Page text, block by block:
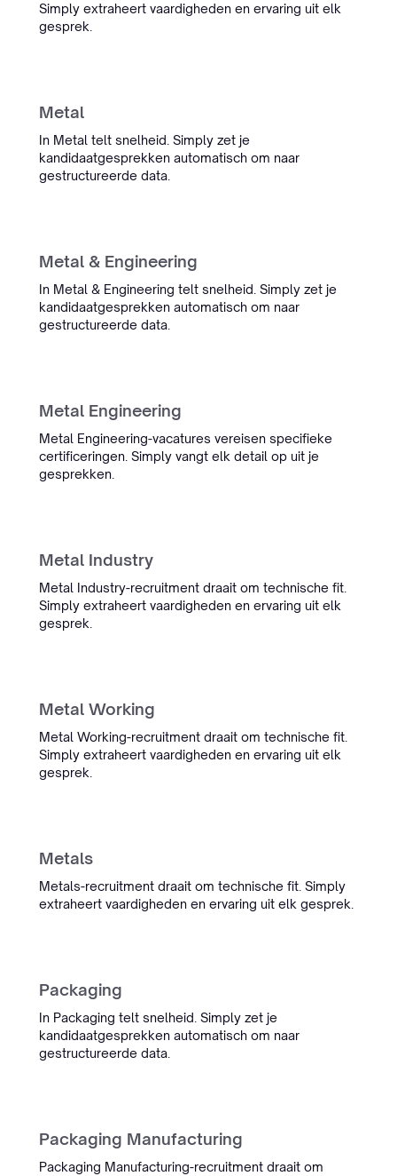
lukken. Simply bewees het
InterExcellent
veel minder tijd kwijt aan
administratie, en het team denkt
altijd snel mee als er iets speelt.”
Simply extraheert vaardigheden en ervaring uit elk
gesprek.
Metal
In Metal telt snelheid. Simply zet je
kandidaatgesprekken automatisch om naar
gestructureerde data.
Metal & Engineering
In Metal & Engineering telt snelheid. Simply zet je
kandidaatgesprekken automatisch om naar
gestructureerde data.
Metal Engineering
Metal Engineering-vacatures vereisen specifieke
certificeringen. Simply vangt elk detail op uit je
gesprekken.
Metal Industry
Metal Industry-recruitment draait om technische fit.
Simply extraheert vaardigheden en ervaring uit elk
gesprek.
Metal Working
Metal Working-recruitment draait om technische fit.
Simply extraheert vaardigheden en ervaring uit elk
gesprek.
Metals
Metals-recruitment draait om technische fit. Simply
extraheert vaardigheden en ervaring uit elk gesprek.
Packaging
In Packaging telt snelheid. Simply zet je
kandidaatgesprekken automatisch om naar
gestructureerde data.
Packaging Manufacturing
Packaging Manufacturing-recruitment draait om